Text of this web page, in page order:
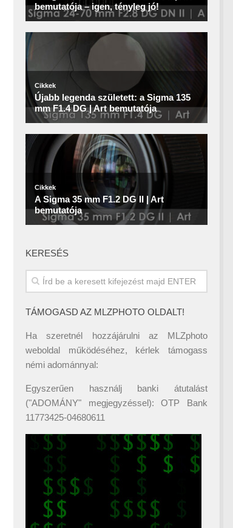
KERESÉS
TÁMOGASD AZ MLZPHOTO OLDALT!
Ha szeretnél hozzájárulni az MLZphoto
weboldal működéséhez, kérlek támogass
némi adománnyal:
Egyszerűen használj banki átutalást
("ADOMÁNY" megjegyzéssel): OTP Bank
11773425-04680611